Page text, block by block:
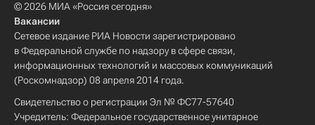
© 2026 МИА «Россия сегодня»
Вакансии
Сетевое издание РИА Новости зарегистрировано
в Федеральной службе по надзору в сфере связи,
информационных технологий и массовых коммуникаций
(Роскомнадзор) 08 апреля 2014 года.
Свидетельство о регистрации Эл № ФС77-57640
Учредитель: Федеральное государственное унитарное